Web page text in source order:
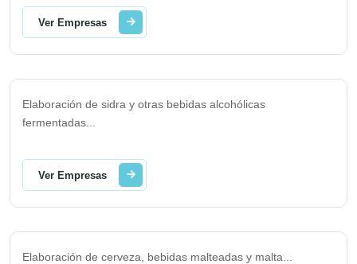
Ver Empresas
Elaboración de sidra y otras bebidas alcohólicas
fermentadas
Ver Empresas
Elaboración de cerveza, bebidas malteadas y malta